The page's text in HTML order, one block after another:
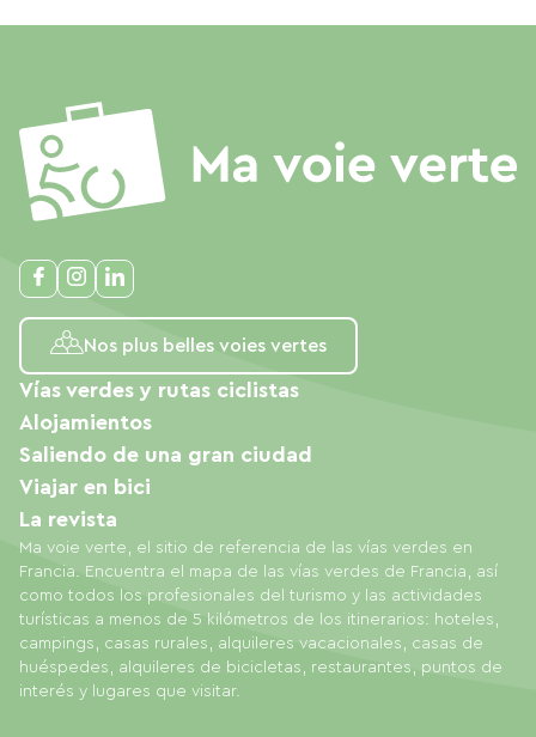
Nos plus belles voies vertes
Ma voie verte, el sitio de referencia de las vías verdes en
Francia. Encuentra el mapa de las vías verdes de Francia, así
como todos los profesionales del turismo y las actividades
turísticas a menos de 5 kilómetros de los itinerarios: hoteles,
campings, casas rurales, alquileres vacacionales, casas de
huéspedes, alquileres de bicicletas, restaurantes, puntos de
interés y lugares que visitar.
Vías verdes y rutas ciclistas
Alojamientos
Saliendo de una gran ciudad
Viajar en bici
La revista